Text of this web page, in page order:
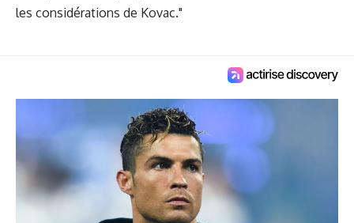
les considérations de Kovac."